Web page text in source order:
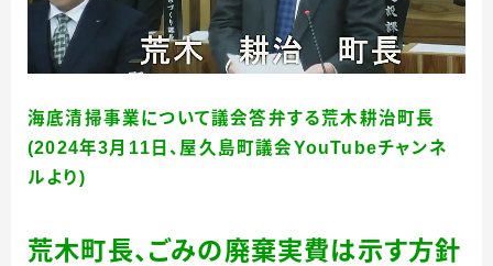
海底清掃事業について議会答弁する荒木耕治町長
(2024年3月11日、屋久島町議会YouTubeチャンネ
ルより)
荒木町長、ごみの廃棄実費は示す方針